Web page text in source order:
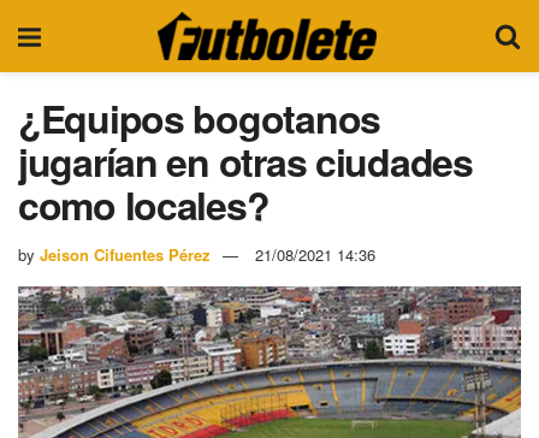
¿Equipos bogotanos
jugarían en otras ciudades
como locales?
by Jeison Cifuentes Pérez 21/08/2021 14:36